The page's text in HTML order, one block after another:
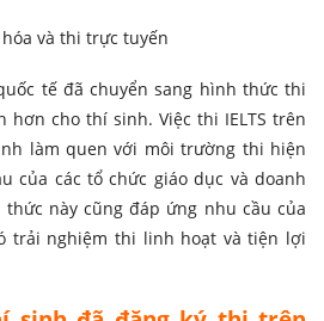
và thi trực tuyến
tế đã chuyển sang hình thức thi
cho thí sinh. Việc thi IELTS trên
làm quen với môi trường thi hiện
của các tổ chức giáo dục và doanh
này cũng đáp ứng nhu cầu của
trải nghiệm thi linh hoạt và tiện lợi